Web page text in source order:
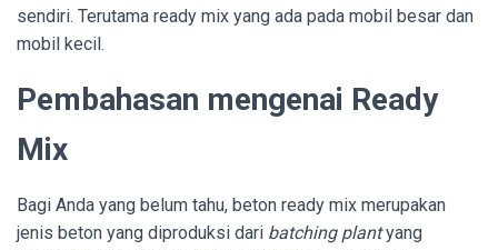
sendiri. Terutama ready mix yang ada pada mobil besar dan
mobil kecil.
Pembahasan mengenai Ready
Mix
Bagi Anda yang belum tahu, beton ready mix merupakan
jenis beton yang diproduksi dari batching plantyang